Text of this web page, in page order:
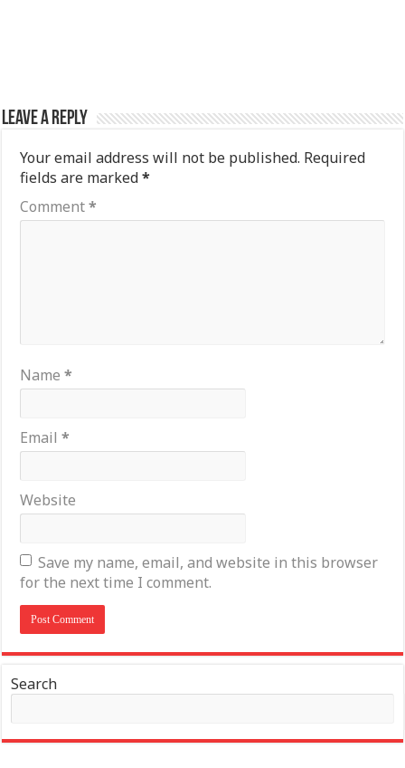
Leave a Reply
Your email address will not be published. Required
fields are marked*
Comment*
Name*
Email*
Website
Save my name, email, and website in this browser
for the next time I comment.
Search